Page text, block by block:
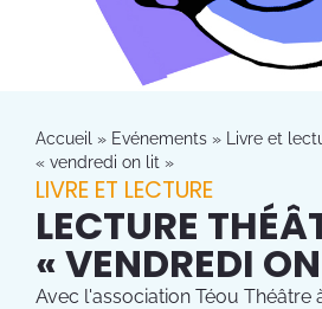
Accueil » Evénements » Livre et
« vendredi on lit »
LIVRE ET LECTURE
LECTURE
« VENDREDI
Avec l'association Téou Théâtre